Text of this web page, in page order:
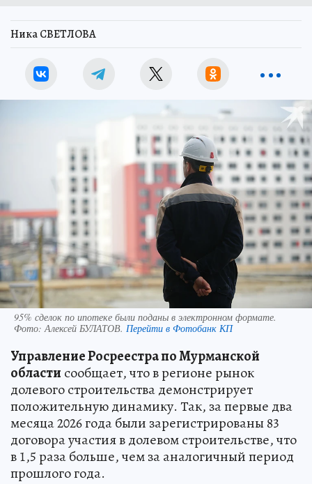
Ника СВЕТЛОВА
95% сделок по ипотеке были поданы в электронном формате.
Фото:Алексей БУЛАТОВ. Перейти в Фотобанк КП
Управление Росреестра по Мурманской
области сообщает, что в регионе рынок
долевого строительства демонстрирует
положительную динамику. Так, за первые два
месяца 2026 года были зарегистрированы 83
договора участия в долевом строительстве, что
в 1,5 раза больше, чем за аналогичный период
прошлого года.